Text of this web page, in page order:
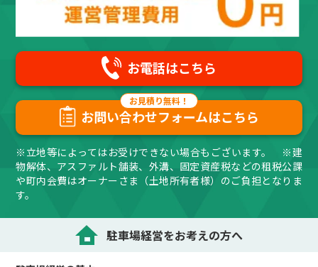
お電話はこちら
お問い合わせフォームはこちら
※立地等によってはお受けできない場合もございます。 ※建
物解体、アスファルト舗装、外溝、固定資産税などの租税公課
や町内会費はオーナーさま（土地所有者様）のご負担となりま
す。
駐車場経営をお考えの方へ